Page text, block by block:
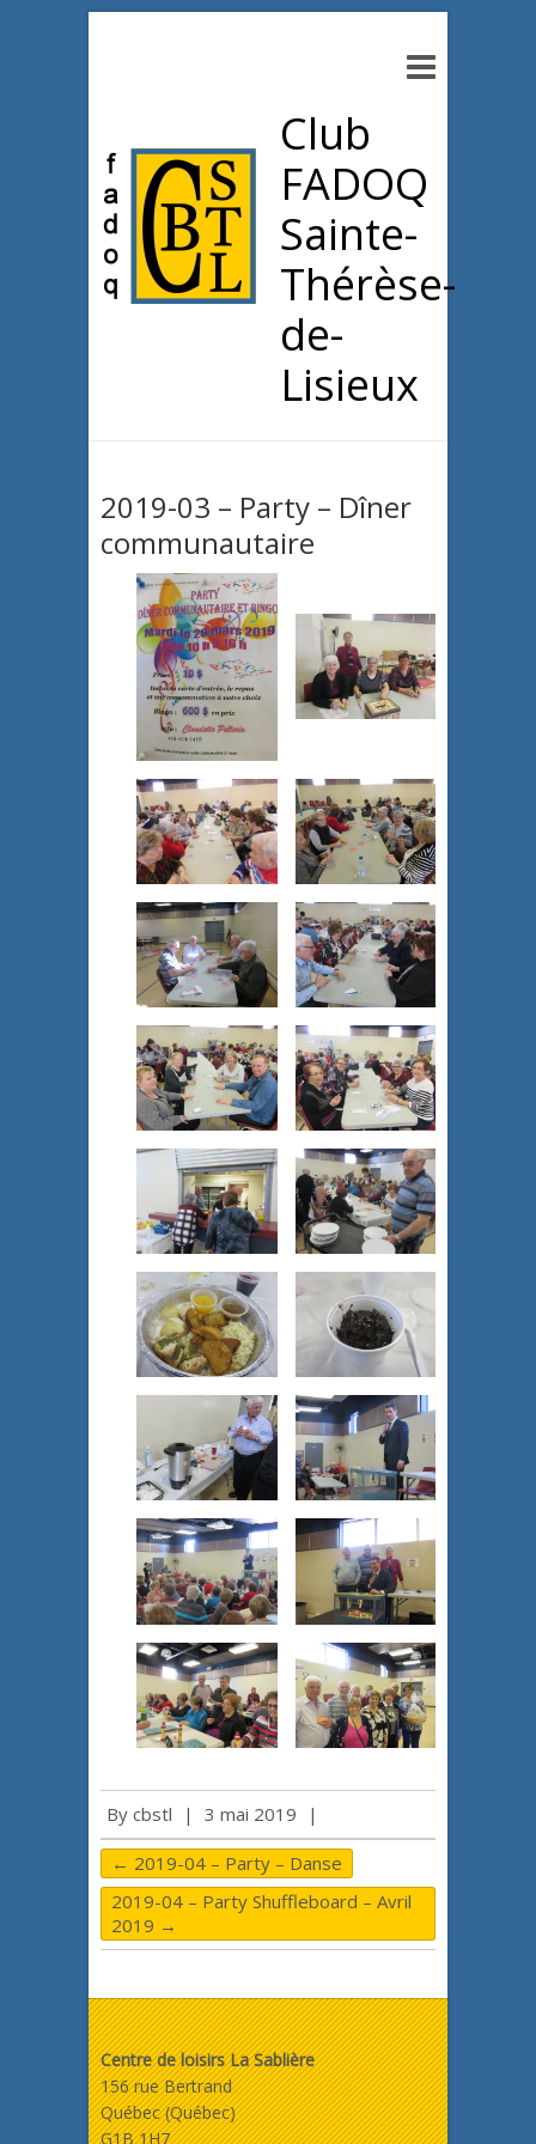
Club
FADOQ
Sainte-
Thérèse-
de-
Lisieux
2019-03 – Party – Dîner
communautaire
By cbstl | 3 mai 2019 |
← 2019-04 – Party – Danse
2019-04 – Party Shuffleboard – Avril
2019 →
Centre de loisirs La Sablière
156 rue Bertrand
Québec (Québec)
G1B 1H7